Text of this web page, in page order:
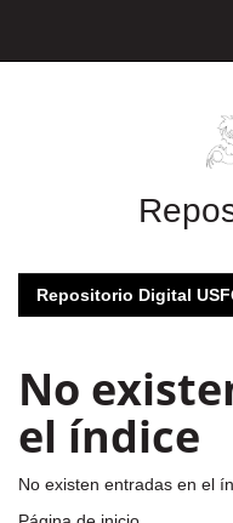
Repositorio Digital
No
el índice
No existen entradas en el